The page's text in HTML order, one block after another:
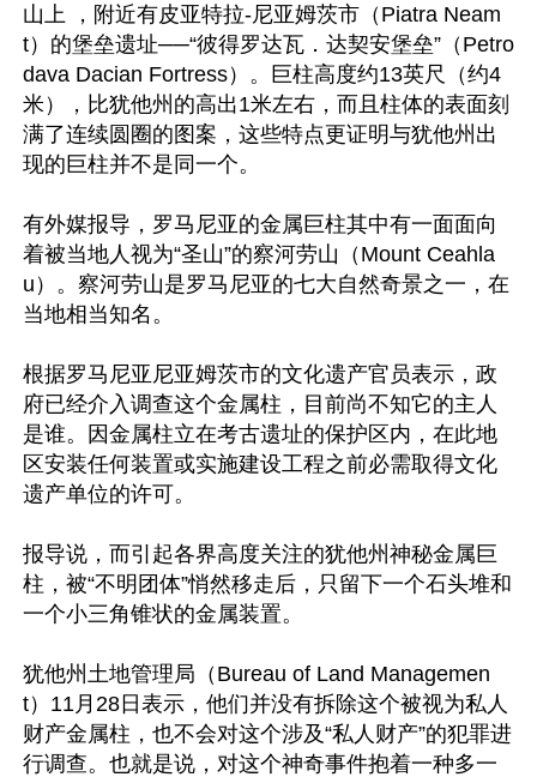
山上 ，附近有皮亚特拉-尼亚姆茨市（Piatra Neam
t）的堡垒遗址──“彼得罗达瓦．达契安堡垒”（Petro
dava Dacian Fortress）。巨柱高度约13英尺（约4
米），比犹他州的高出1米左右，而且柱体的表面刻
满了连续圆圈的图案，这些特点更证明与犹他州出
现的巨柱并不是同一个。
有外媒报导，罗马尼亚的金属巨柱其中有一面面向
着被当地人视为“圣山”的察河劳山（Mount Ceahla
u）。察河劳山是罗马尼亚的七大自然奇景之一，在
当地相当知名。
根据罗马尼亚尼亚姆茨市的文化遗产官员表示，政
府已经介入调查这个金属柱，目前尚不知它的主人
是谁。因金属柱立在考古遗址的保护区内，在此地
区安装任何装置或实施建设工程之前必需取得文化
遗产单位的许可。
报导说，而引起各界高度关注的犹他州神秘金属巨
柱，被“不明团体”悄然移走后，只留下一个石头堆和
一个小三角锥状的金属装置。
犹他州土地管理局（Bureau of Land Managemen
t）11月28日表示，他们并没有拆除这个被视为私人
财产金属柱，也不会对这个涉及“私人财产”的犯罪进
行调查。也就是说，对这个神奇事件抱着一种多一